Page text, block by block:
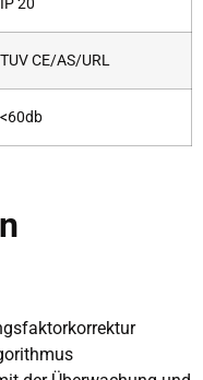
TUV CE/AS/URL
<60db